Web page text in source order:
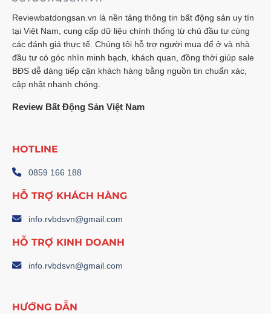
Reviewbatdongsan.vn là nền tảng thông tin bất động sản uy tín
tại Việt Nam, cung cấp dữ liệu chính thống từ chủ đầu tư cùng
các đánh giá thực tế. Chúng tôi hỗ trợ người mua để ở và nhà
đầu tư có góc nhìn minh bạch, khách quan, đồng thời giúp sale
BĐS dễ dàng tiếp cận khách hàng bằng nguồn tin chuẩn xác,
cập nhật nhanh chóng.
Review Bất Động Sản Việt Nam
HOTLINE
0859 166 188
HỖ TRỢ KHÁCH HÀNG
info.rvbdsvn@gmail.com
HỖ TRỢ KINH DOANH
info.rvbdsvn@gmail.com
HƯỚNG DẪN